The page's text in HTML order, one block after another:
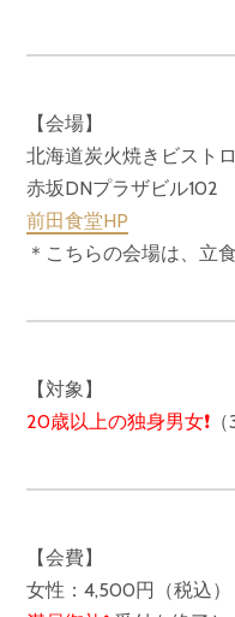
【会場】
北海道炭火焼きビスト
赤坂DNプラザビル102
前田食堂HP
＊こちらの会場は、立
【対象】
20歳以上の独身男女❗️
【会費】
女性：4,500円（税込）